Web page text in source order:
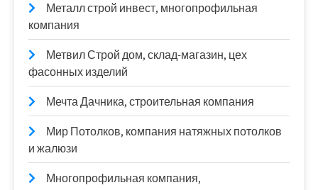
Металл строй инвест, многопрофильная
компания
Метвил Строй дом, склад-магазин, цех
фасонных изделий
Мечта Дачника, строительная компания
Мир Потолков, компания натяжных потолков
и жалюзи
Многопрофильная компания,